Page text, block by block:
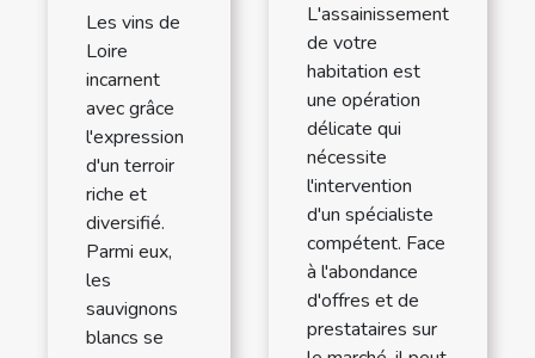
Les vins de
Loire
incarnent
avec grâce
l'expression
d'un terroir
riche et
diversifié.
Parmi eux,
les
sauvignons
blancs se
L'assainissement
de votre
habitation est
une opération
délicate qui
nécessite
l'intervention
d'un spécialiste
compétent. Face
à l'abondance
d'offres et de
prestataires sur